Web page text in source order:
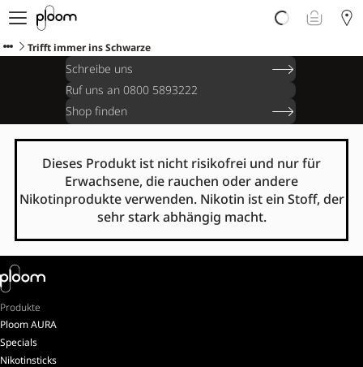
Über Ploom
Shop
Sorten Check
Wichtige Hinweise
Trifft immer ins Schwarze
Schreibe uns
Ruf uns an 0800 5893222
Shop finden
Dieses Produkt ist nicht risikofrei und nur für
Erwachsene, die rauchen oder andere
Nikotinprodukte verwenden. Nikotin ist ein Stoff, der
sehr stark abhängig macht.
Produkte
Ploom AURA
Specials
Nikotinsticks